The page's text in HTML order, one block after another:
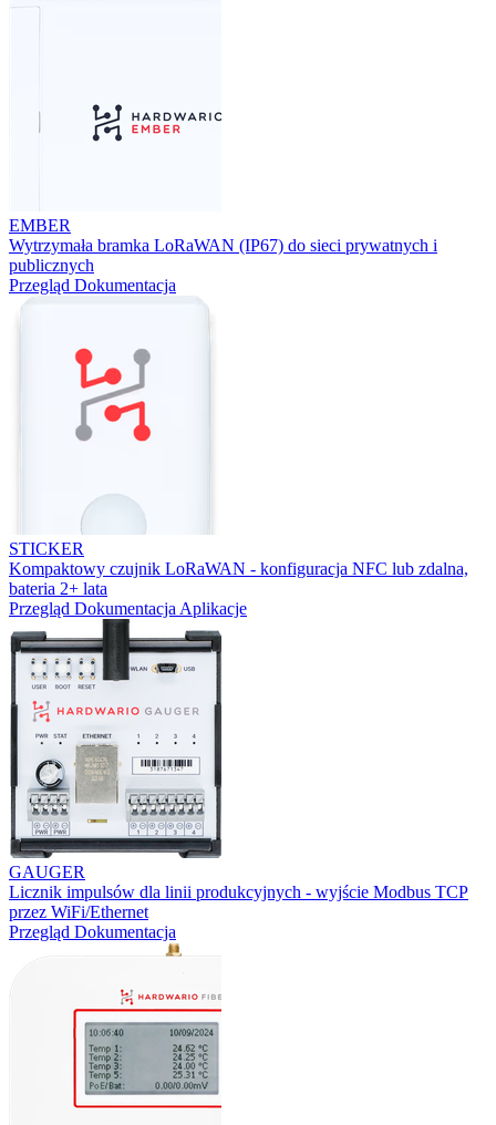
EMBER
Wytrzymała bramka LoRaWAN (IP67) do sieci prywatnych i
publicznych
Przegląd Dokumentacja
STICKER
Kompaktowy czujnik LoRaWAN - konfiguracja NFC lub zdalna,
bateria 2+ lata
Przegląd Dokumentacja Aplikacje
GAUGER
Licznik impulsów dla linii produkcyjnych - wyjście Modbus TCP
przez WiFi/Ethernet
Przegląd Dokumentacja